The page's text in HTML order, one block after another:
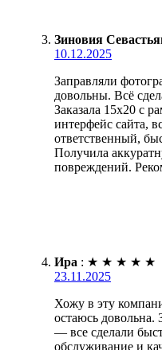
Зиновия
10.12.2025
Заправляли
довольны. Всё
Заказала 15х20 с
интерфейс сайта,
ответственный,
Получила
повреждений.
Ира : ★ ★ ★ ★ ★
23.11.2025
Хожу в эту
остаюсь довольна.
— все сделали
обслуживание и